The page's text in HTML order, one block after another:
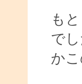
も
で
か